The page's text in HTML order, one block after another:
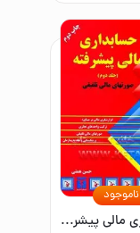
حسابداری مالی پیشرفته
ناموجود